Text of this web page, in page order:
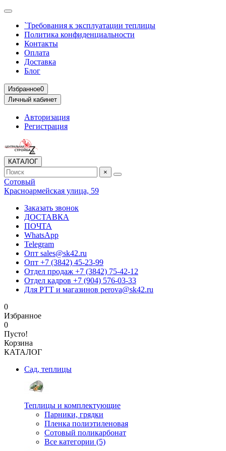
`Требования к эксплуатации теплицы
Политика конфиденциальности
Контакты
Оплата
Доставка
Блог
Избранное0
Личный кабинет
Авторизация
Регистрация
КАТАЛОГ
×
Сотовый
Красноармейская улица, 59
Заказать звонок
ДОСТАВКА
ПОЧТА
WhatsApp
Telegram
Опт sales@sk42.ru
Опт +7 (3842) 45-23-99
Отдел продаж +7 (3842) 75-42-12
Отдел кадров +7 (904) 576-03-33
Для РТТ и магазинов perova@sk42.ru
0
Избранное
0
Пусто!
Корзина
КАТАЛОГ
Сад, теплицы
Теплицы и комплектующие
Парники, грядки
Пленка полиэтиленовая
Сотовый поликарбонат
Все категории (5)